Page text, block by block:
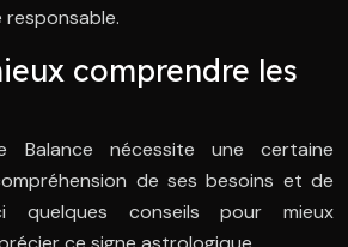
responsable.
comprendre les
Balance nécessite une certaine
de ses besoins et de
quelques conseils pour mieux